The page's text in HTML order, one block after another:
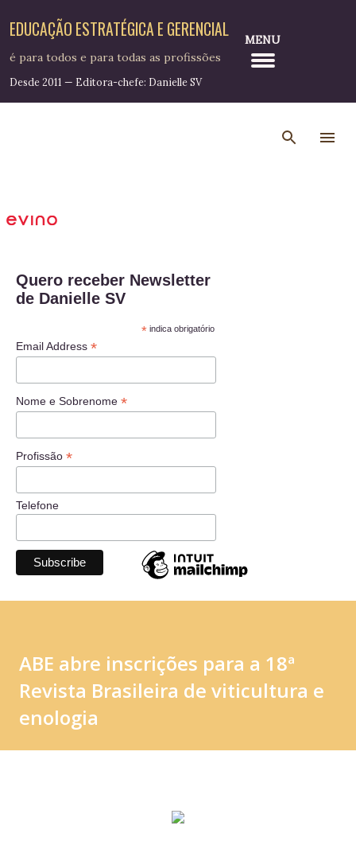
Pular para o conteúdo principal
EDUCAÇÃO ESTRATÉGICA E GERENCIAL
é para todos e para todas as profissões
Desde 2011 — Editora-chefe: Danielle SV
MENU
Quero receber Newsletter
de Danielle SV
*indica obrigatório
Email Address *
Nome e Sobrenome *
Profissão *
Telefone
ABE abre inscrições para a 18ª
Revista Brasileira de viticultura e
enologia